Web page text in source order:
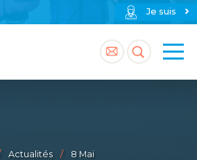
Je suis
Accéder
à
Accéder
à
Actualités 8 Mai